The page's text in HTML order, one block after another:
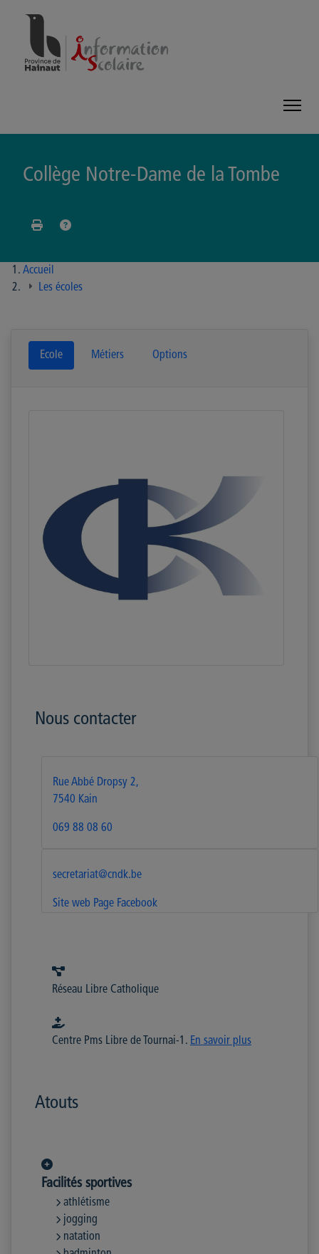
Collège Notre-Dame de la Tombe
Accueil
Les écoles
Ecole Métiers Options
Nous contacter
Rue Abbé Dropsy 2,
7540 Kain
069 88 08 60
secretariat@cndk.be
Site web Page Facebook
Réseau Libre Catholique
Centre Pms Libre de Tournai-1. En savoir plus
Atouts
Facilités sportives
athlétisme
jogging
natation